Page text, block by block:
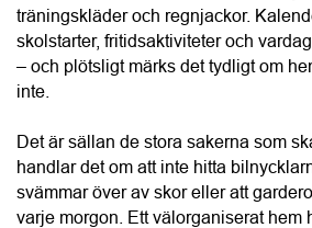
betydligt mer än estetik. Det handlar
i vardagen, minska onödig stress och
verkligen betyder något.
oss, inte skapa fler problem. Med rätt
en naturlig plats, vilket gör att familjen
på att leta och mer tid på att leva,
förvaringsexpert på Elfa.
Hantera kakor